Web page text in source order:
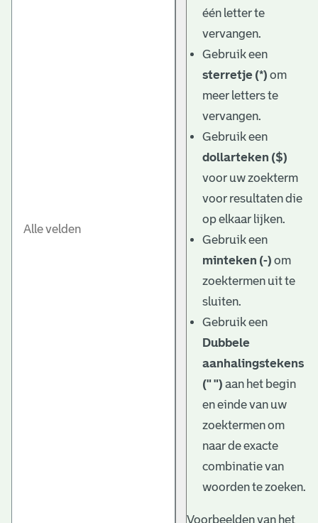
één letter te
vervangen.
Gebruik een
sterretje (*) om
meer letters te
vervangen.
Gebruik een
dollarteken ($)
voor uw zoekterm
voor resultaten die
op elkaar lijken.
Gebruik een
minteken (-) om
zoektermen uit te
sluiten.
Gebruik een
Dubbele
aanhalingstekens
(" ") aan het begin
en einde van uw
zoektermen om
naar de exacte
combinatie van
woorden te zoeken.
Voorbeelden van het